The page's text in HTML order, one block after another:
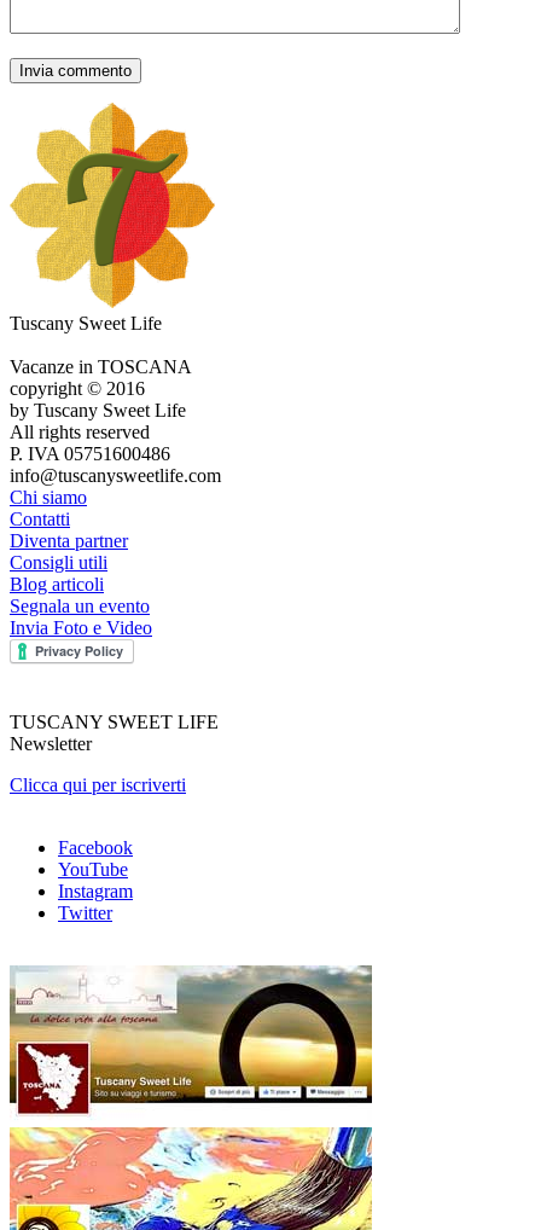
Tuscany Sweet Life
Vacanze in TOSCANA
copyright © 2016
by Tuscany Sweet Life
All rights reserved
P. IVA 05751600486
info@tuscanysweetlife.com
Chi siamo
Contatti
Diventa partner
Consigli utili
Blog articoli
Segnala un evento
Invia Foto e Video
TUSCANY SWEET LIFE
Newsletter
Clicca qui per iscriverti
Facebook
YouTube
Instagram
Twitter